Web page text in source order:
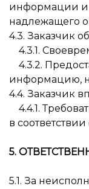
информации и
надлежащего
4.3. Заказчик
4.3.1.
4.3.2.
информацию,
4.4. Заказчик
4.4.1.
в
5.
5.1. За